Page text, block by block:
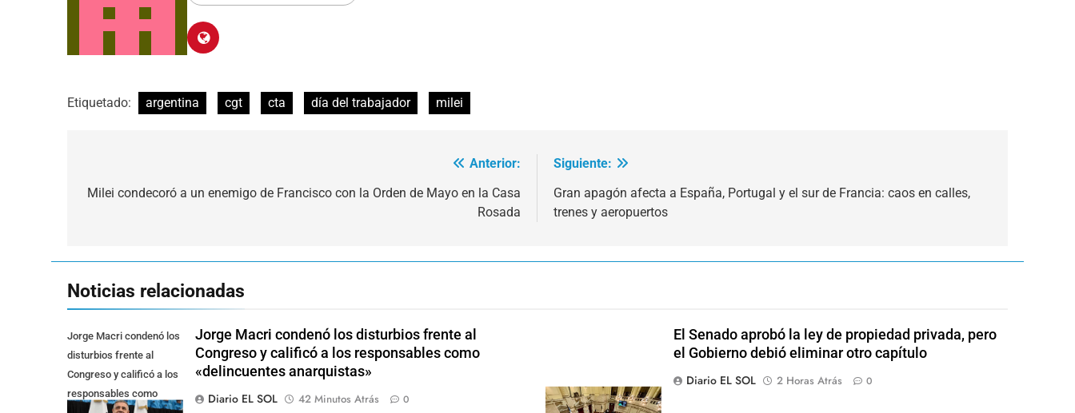
Etiquetado: argentina cgt cta día del trabajador milei
de
Anterior:
Milei condecoró a un enemigo de Francisco con la Orden de Mayo en la Casa
Rosada
Siguiente:
Gran apagón afecta a España, Portugal y el sur de Francia: caos en calles,
trenes y aeropuertos
Noticias relacionadas
Jorge Macri condenó los
disturbios frente al
Congreso y calificó a los
responsables como
Jorge Macri condenó los disturbios frente al
Congreso y calificó a los responsables como
«delincuentes anarquistas»
Diario EL SOL
42 Minutos Atrás 0
El Senado aprobó la ley de propiedad privada, pero
el Gobierno debió eliminar otro capítulo
Diario EL SOL
2 Horas Atrás 0